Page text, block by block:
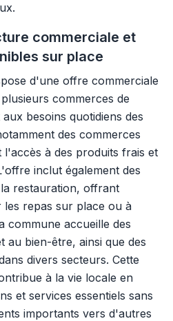
commerciale et
sur place
d'une offre commerciale
commerces de
besoins quotidiens des
des commerces
l'accès à des produits frais et
inclut également des
restauration, offrant
repas sur place ou à
commune accueille des
au bien-être, ainsi que des
divers secteurs. Cette
à la vie locale en
et services essentiels sans
importants vers d'autres